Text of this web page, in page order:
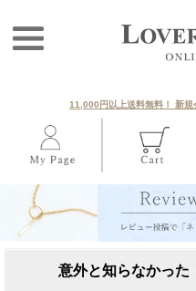
11,000円以上送料無料！ 新
意外と知らなかった